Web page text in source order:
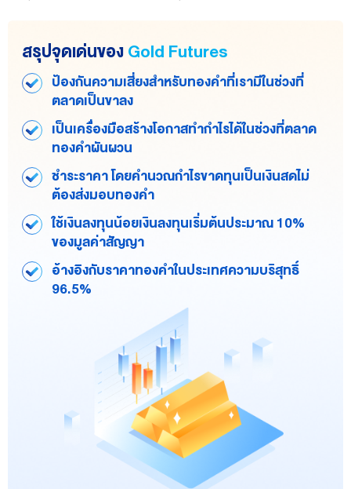
สรุปจุดเด่นของGold Futures
ป้องกันความเสี่ยงสำหรับทองคำที่เรามีในช่วงที่
ตลาดเป็นขาลง
เป็นเครื่องมือสร้างโอกาสทำกำไรได้ในช่วงที่ตลาด
ทองคำผันผวน
ชำระราคา โดยคำนวณกำไรขาดทุนเป็นเงินสดไม่
ต้องส่งมอบทองคำ
ใช้เงินลงทุนน้อยเงินลงทุนเริ่มต้นประมาณ 10%
ของมูลค่าสัญญา
อ้างอิงกับราคาทองคำในประเทศความบริสุทธิ์
96.5%